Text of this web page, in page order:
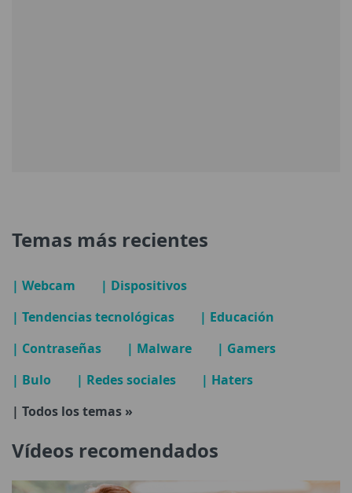
Temas más recientes
| Webcam
| Dispositivos
| Tendencias tecnológicas
| Educación
| Contraseñas
| Malware
| Gamers
| Bulo
| Redes sociales
| Haters
| Todos los temas »
Vídeos recomendados